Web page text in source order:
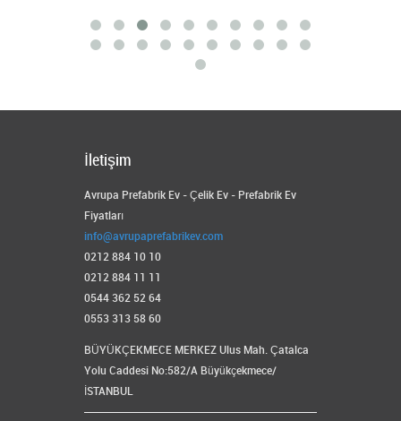
İletişim
Avrupa Prefabrik Ev - Çelik Ev - Prefabrik Ev
Fiyatları
info@avrupaprefabrikev.com
0212 884 10 10
0212 884 11 11
0544 362 52 64
0553 313 58 60
BÜYÜKÇEKMECE MERKEZ Ulus Mah. Çatalca
Yolu Caddesi No:582/A Büyükçekmece/
İSTANBUL